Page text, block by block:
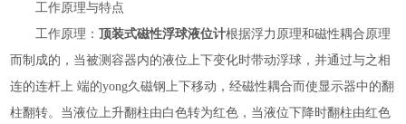
工作原理与特点
工作原理：顶装式磁性浮球液位计根据浮力原理和磁性耦合原理
而制成的，当被测容器内的液位上下变化时带动浮球，并通过与之相
连的连杆上 端的yong久磁钢上下移动，经磁性耦合而使显示器中的翻
柱翻转。当液位上升翻柱由白色转为红色，当液位下降时翻柱由红色